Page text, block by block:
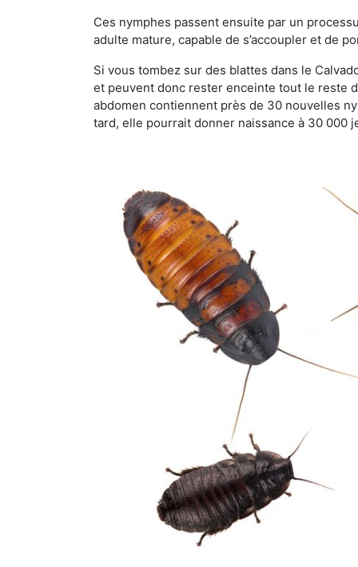
Ces nymphes passent ensuite par un
adulte mature, capable de s’accoupler et de
Si vous tombez sur des blattes dans le
et peuvent donc rester enceinte tout le reste
abdomen contiennent près de 30 nouvelles
tard, elle pourrait donner naissance à 30 000